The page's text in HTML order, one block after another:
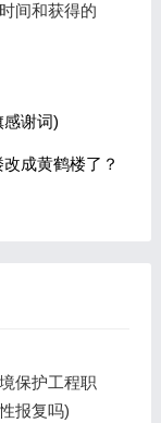
间和获得的
谢词)
成黄鹤楼了？
保护工程职
报复吗)